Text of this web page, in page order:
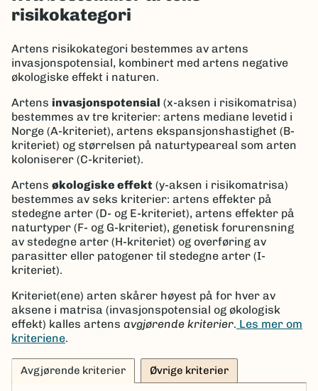
risikokategori
Artens risikokategori bestemmes av artens
invasjonspotensial, kombinert med artens negative
økologiske effekt i naturen.
Artens invasjonspotensial (x-aksen i risikomatrisa)
bestemmes av tre kriterier: artens mediane levetid i
Norge (A-kriteriet), artens ekspansjonshastighet (B-
kriteriet) og størrelsen på naturtypeareal som arten
koloniserer (C-kriteriet).
Artens økologiske effekt (y-aksen i risikomatrisa)
bestemmes av seks kriterier: artens effekter på
stedegne arter (D- og E-kriteriet), artens effekter på
naturtyper (F- og G-kriteriet), genetisk forurensning
av stedegne arter (H-kriteriet) og overføring av
parasitter eller patogener til stedegne arter (I-
kriteriet).
Kriteriet(ene) arten skårer høyest på for hver av
aksene i matrisa (invasjonspotensial og økologisk
effekt) kalles artens avgjørende kriterier. Les mer om
kriteriene.
Avgjørende kriterier Øvrige kriterier